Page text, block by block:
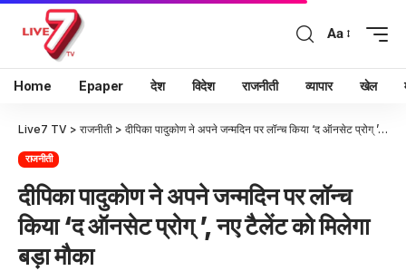
Aa
Home Epaper देश विदेश राजनीती व्यापार खेल
Live7 TV > राजनीती > दीपिका पादुकोण ने अपने जन्मदिन पर लॉन्च किया ‘द ऑनसेट प्रोग् ’, नए टैलेंट को मिलेगा बड़ा मौका
राजनीती
दीपिका पादुकोण ने अपने जन्मदिन पर लॉन्च
किया ‘द ऑनसेट प्रोग् ’, नए टैलेंट को मिलेगा
बड़ा मौका